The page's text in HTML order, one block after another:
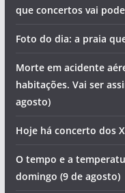
que concertos vai
Foto do dia: a praia
Morte em acidente
habitações. Vai ser
agosto)
Hoje há concerto dos
O tempo e a
domingo (9 de agosto)